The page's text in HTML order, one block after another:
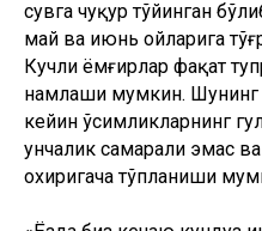
«Ёзда биз кечаю кундуз
ухламаймиз ва барча
боғда ўтказамиз. Асални
ёки олтида турамиз ва
шундай ўтади: аввал
катакчали рамкаларни
асал тўлдирилган